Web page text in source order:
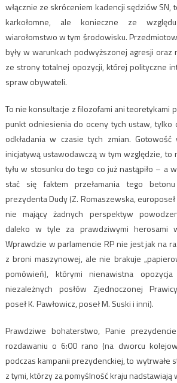
włącznie ze skróceniem kadencji sędziów SN,
karkołomne, ale konieczne ze
wiarołomstwo w tym środowisku.
były w warunkach podwyższonej agresji oraz
ze strony totalnej opozycji, której polityczne
spraw obywateli.
To nie konsultacje z filozofami ani teoretykami
punkt odniesienia do oceny tych ustaw, tylko
odkładania w czasie tych zmian.
inicjatywą ustawodawczą w tym względzie,
tyłu w stosunku do tego co już nastąpiło – a
stać się faktem przełamania tego
prezydenta Dudy (Z. Romaszewska,
nie mający żadnych perspektyw
daleko w tyle za prawdziwymi herosami
Wprawdzie w parlamencie RP nie jest jak na
z broni maszynowej, ale nie brakuje
pomówień), którymi nienawistna
niezależnych posłów Zjednoczonej
poseł K. Pawłowicz, poseł M. Suski i inni).
Prawdziwe bohaterstwo, Panie
rozdawaniu o 6:00 rano (na dworcu
podczas kampanii prezydenckiej, to wytrwałe
z tymi, którzy za pomyślność kraju nadstawiają